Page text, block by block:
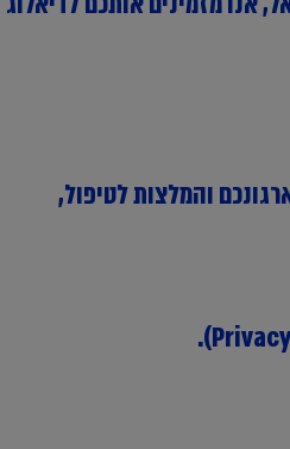
והמלצות לטיפול,